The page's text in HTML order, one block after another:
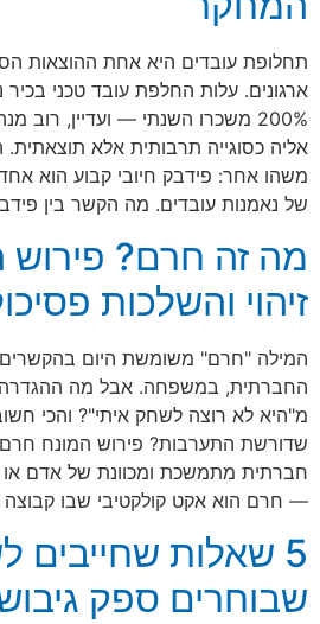
תחלופת עובדים היא אחת ההוצאות
אליה כסוגייה תרבותית אלא
משהו אחר: פידבק חיובי קבוע הוא
של נאמנות עובדים. מה הקשר בין
מה זה חרם? פירוש
זיהוי והשלכות
המילה "חרם" משומשת היום
החברתית, במשפחה. אבל מה ההגדרה
מ"היא לא רוצה לשחק איתי"? והכי
שדורשת התערבות? פירוש המונח
חברתית מתמשכת ומכוונת של אדם או
— חרם הוא אקט קולקטיבי שבו
5 שאלות שחייבים
שבוחרים ספק